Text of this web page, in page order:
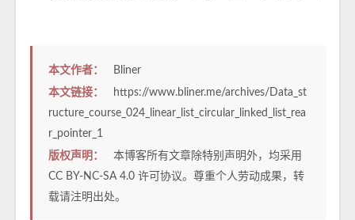
本文作者：
Bliner
本文链接：
https://www.bliner.me/archives/Data_st
ructure_course_024_linear_list_circular_linked_list_rea
r_pointer_1
版权声明：
本博客所有文章除特别声明外，均采用
CC BY-NC-SA 4.0 许可协议。尊重个人劳动成果，转
载请注明出处。